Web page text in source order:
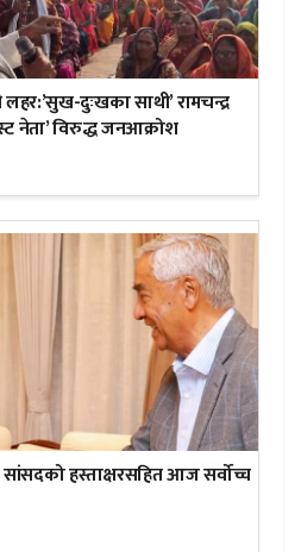
दुःखका साथी’ रामचन्द्र
नेता’ विरुद्ध जनआक्रोश
हस्ताक्षरसहित आज सर्वोच्च